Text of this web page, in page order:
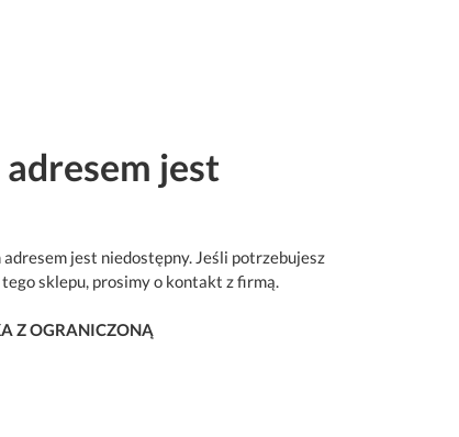
jest
jest niedostępny. Jeśli potrzebujesz
sklepu, prosimy o kontakt z firmą.
Z OGRANICZONĄ